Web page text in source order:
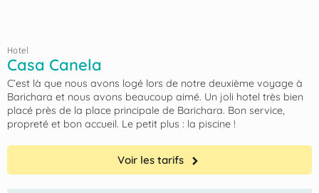
Hotel
Casa Canela
C’est là que nous avons logé lors de notre deuxième voyage à
Barichara et nous avons beaucoup aimé. Un joli hotel très bien
placé près de la place principale de Barichara. Bon service,
propreté et bon accueil. Le petit plus : la piscine !
Voir les tarifs